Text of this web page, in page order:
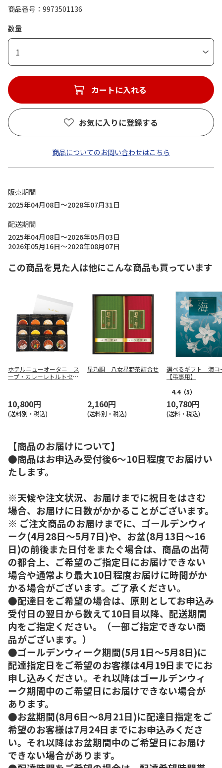
商品番号
9973501136
数量
1
カートに入れる
お気に入りに登録する
商品についてのお問い合わせはこちら
販売期間
2025年04月08日～2028年07月31日
配送期間
2025年04月08日～2026年05月03日
2026年05月16日～2028年08月07日
この商品を見た人は他にこんな商品も買っています
ホテルニューオータニ ス
ープ・カレーレトルトセッ
10,800円
(送料別・税込)
星乃調 八女星野茶詰合せ
2,160円
(送料別・税込)
選べるギフト 海コ
【弔事用】
4.4（5）
10,780円
(送料・税込)
【商品のお届けについて】
●商品はお申込み受付後6～10日程度でお届けい
たします。
※天候や注文状況、お届けまでに祝日をはさむ
場合、お届けに日数がかかることがございます。
※ ご注文商品のお届けまでに、ゴールデンウィ
ーク(4月28日～5月7日)や、お盆(8月13日～16
日)の前後また日付をまたぐ場合は、商品の出荷
の都合上、ご希望のご指定日にお届けできない
場合や通常より最大10日程度お届けに時間がか
かる場合がございます。ご了承ください。
●配達日をご希望の場合は、原則としてお申込み
受付日の翌日から数えて10日目以降、配送期間
内をご指定ください。（一部ご指定できない商
品がございます。）
●ゴールデンウィーク期間(5月1日～5月8日)に
配達指定日をご希望のお客様は4月19日までにお
申し込みください。それ以降はゴールデンウィ
ーク期間中のご希望日にお届けできない場合が
あります。
●お盆期間(8月6日～8月21日)に配達日指定をご
希望のお客様は7月24日までにお申込みくださ
い。それ以降はお盆期間中のご希望日にお届け
できない場合があります。